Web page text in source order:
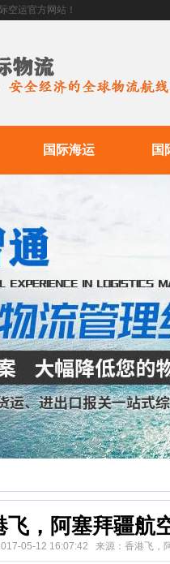
空运官方网站！
国际海运 国
飞，阿塞拜疆航
05-12 16:07:42 来源：香港飞，